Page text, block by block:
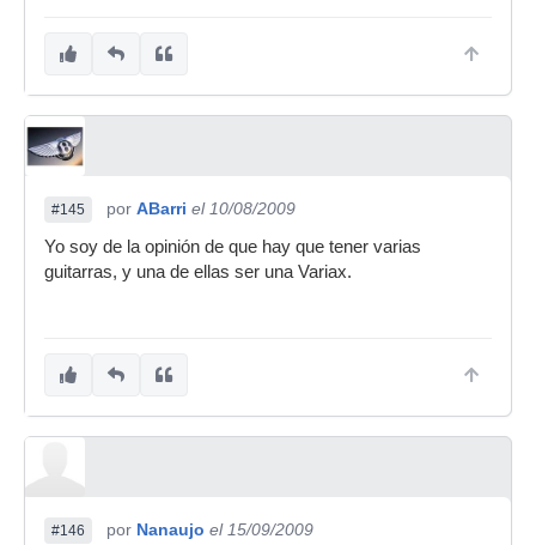
#145 por ABarri el 10/08/2009
Yo soy de la opinión de que hay que tener varias
guitarras, y una de ellas ser una Variax.
#146 por Nanaujo el 15/09/2009